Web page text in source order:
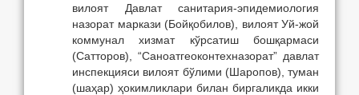
вилоят Давлат санитария-эпидемиология
назорат маркази (Бойқобилов), вилоят Уй-жой
коммунал хизмат кўрсатиш бошқармаси
(Сатторов), “Саноатгеоконтехназорат” давлат
инспекцияси вилоят бўлими (Шаропов), туман
(шаҳар) ҳокимликлари билан биргаликда икки